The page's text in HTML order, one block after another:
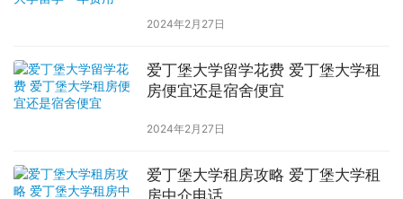
2024年2月27日
爱丁堡大学留学花费 爱丁堡大学租
房便宜还是宿舍便宜
2024年2月27日
爱丁堡大学租房攻略 爱丁堡大学租
房中介电话